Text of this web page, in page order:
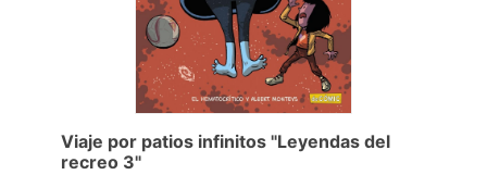
Viaje por patios infinitos "Leyendas del
recreo 3"